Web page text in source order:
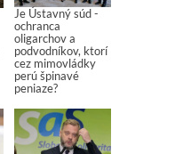
Je Ústavný súd -
ochranca
oligarchov a
podvodníkov, ktorí
cez mimovládky
perú špinavé
peniaze?